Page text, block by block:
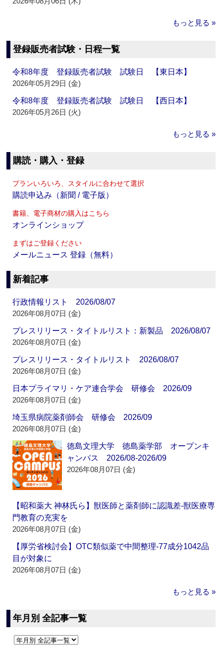
もっと見る »
登録販売者試験・日程一覧
令和8年度 登録販売者試験 試験日 【東日本】
2026年05月29日 (金)
令和8年度 登録販売者試験 試験日 【西日本】
2026年05月26日 (火)
もっと見る »
購読・購入・登録
プランいろいろ、スタイルに合わせて選択
購読申込み（新聞 / 電子版）
書籍、電子商材の購入はこちら
オンラインショップ
まずはご登録ください
メールニュース 登録（無料）
新着記事
行政情報リスト 2026/08/07
2026年08月07日 (金)
プレスリリース・タイトルリスト：新製品 2026/08/07
2026年08月07日 (金)
プレスリリース・タイトルリスト 2026/08/07
2026年08月07日 (金)
日本プライマリ・ケア連合学会 研修会 2026/09
2026年08月07日 (金)
埼玉県病院薬剤師会 研修会 2026/09
2026年08月07日 (金)
徳島文理大学 徳島薬学部 オープンキ
ャンパス 2026/08-2026/09
2026年08月07日 (金)
【昭和薬大 神林氏ら】獣医師と薬剤師に認識差‐獣医療専
門教育の充実を
2026年08月07日 (金)
【厚労省検討会】OTC類似薬で中間整理‐77成分1042品
目が対象に
2026年08月07日 (金)
もっと見る »
年月別 全記事一覧